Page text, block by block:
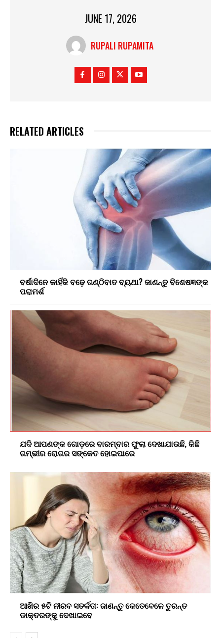
JUNE 17, 2026
RUPALI RUPAMITA
RELATED ARTICLES
ବର୍ଷାଦିନେ କାହିଁକି ବଢ଼େ ଗଣ୍ଠିବାତ ବ୍ୟଥା? ଜାଣନ୍ତୁ ବିଶେଷଜ୍ଞଙ୍କ
ପରାମର୍ଶ
ଯଦି ଆପଣଙ୍କ ଗୋଡ଼ରେ ବାରମ୍ବାର ଫୁଲା ଦେଖାଯାଉଛି, କିଛି
ଗମ୍ଭୀର ରୋଗର ସଙ୍କେତ ହୋଇପାରେ
ଆଖିର ୫ଟି ନୀରବ ସତର୍କତା: ଜାଣନ୍ତୁ କେତେବେଳେ ତୁରନ୍ତ
ଡାକ୍ତରଙ୍କୁ ଦେଖାଇବେ